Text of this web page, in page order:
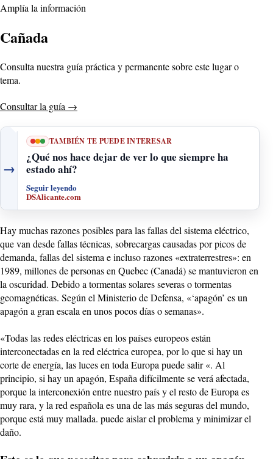
Amplía la información
Cañada
Consulta nuestra guía práctica y permanente sobre este lugar o
tema.
Consultar la guía →
→
TAMBIÉN TE PUEDE INTERESAR
¿Qué nos hace dejar de ver lo que siempre ha
estado ahí?
Seguir leyendo
DSAlicante.com
Hay muchas razones posibles para las fallas del sistema eléctrico,
que van desde fallas técnicas, sobrecargas causadas por picos de
demanda, fallas del sistema e incluso razones «extraterrestres»: en
1989, millones de personas en Quebec (Canadá) se mantuvieron en
la oscuridad. Debido a tormentas solares severas o tormentas
geomagnéticas. Según el Ministerio de Defensa, «‘apagón’ es un
apagón a gran escala en unos pocos días o semanas».
«Todas las redes eléctricas en los países europeos están
interconectadas en la red eléctrica europea, por lo que si hay un
corte de energía, las luces en toda Europa puede salir «. Al
principio, si hay un apagón, España difícilmente se verá afectada,
porque la interconexión entre nuestro país y el resto de Europa es
muy rara, y la red española es una de las más seguras del mundo,
porque está muy mallada. puede aislar el problema y minimizar el
daño.